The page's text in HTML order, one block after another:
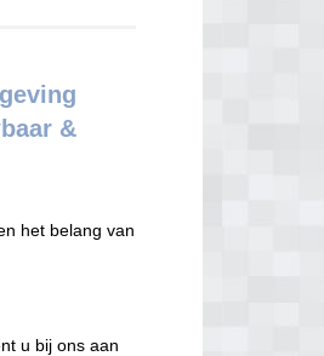
&
het belang van
u bij ons aan